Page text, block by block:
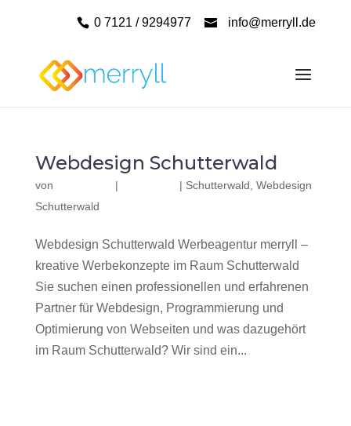
0 7121 / 9294977 info@merryll.de
Webdesign Schutterwald
von | | Schutterwald Webdesign
Schutterwald
Webdesign Schutterwald Werbeagentur merryll –
kreative Werbekonzepte im Raum Schutterwald
Sie suchen einen professionellen und erfahrenen
Partner für Webdesign, Programmierung und
Optimierung von Webseiten und was dazugehört
im Raum Schutterwald? Wir sind ein...